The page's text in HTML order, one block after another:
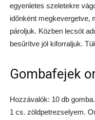
egyenletes szeletekre
időnként megkevergetve,
pároljuk. Közben lecsót
besűrítve jól kiforraljuk.
Gombafejek
Hozzávalók: 10 db
1 cs. zöldpetrezselyem.